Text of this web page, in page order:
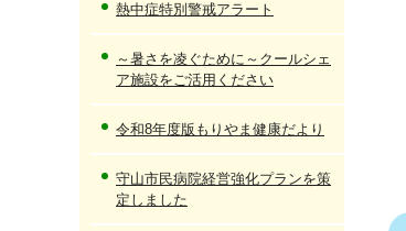
熱中症特別警戒アラート
～暑さを凌ぐために～クールシェ
ア施設をご活用ください
令和8年度版もりやま健康だより
守山市民病院経営強化プランを策
定しました